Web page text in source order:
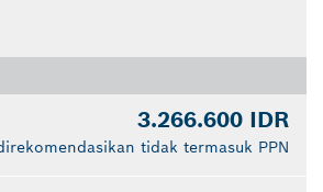
3.266.600 IDR
tidak termasuk PPN